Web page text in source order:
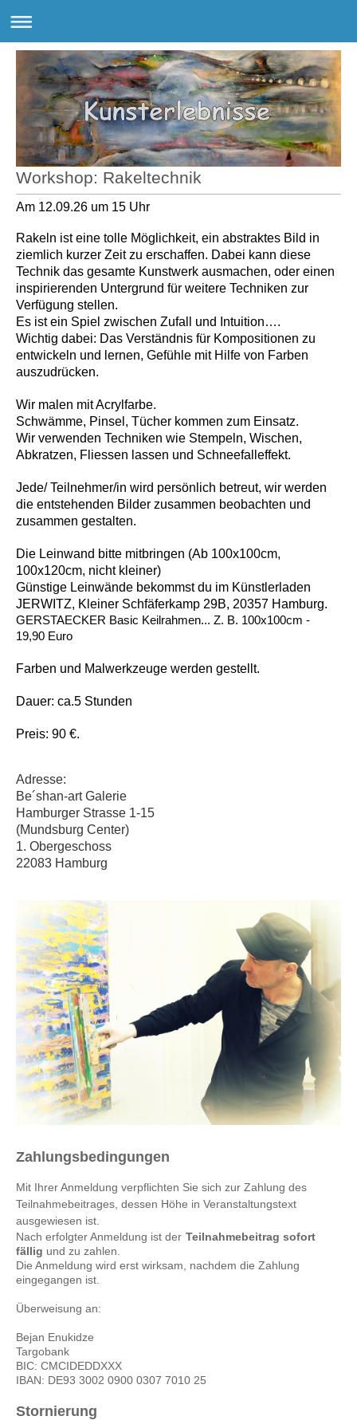
Workshop: Rakeltechnik
Am 12.09.26 um 15 Uhr
Rakeln ist eine tolle Möglichkeit, ein abstraktes Bild in
ziemlich kurzer Zeit zu erschaffen. Dabei kann diese
Technik das gesamte Kunstwerk ausmachen, oder einen
inspirierenden Untergrund für weitere Techniken zur
Verfügung stellen.
Es ist ein Spiel zwischen Zufall und Intuition….
Wichtig dabei: Das Verständnis für Kompositionen zu
entwickeln und lernen, Gefühle mit Hilfe von Farben
auszudrücken.
Wir malen mit Acrylfarbe.
Schwämme, Pinsel, Tücher kommen zum Einsatz.
Wir verwenden Techniken wie Stempeln, Wischen,
Abkratzen, Fliessen lassen und Schneefalleffekt.
Jede/ Teilnehmer/in wird persönlich betreut, wir werden
die entstehenden Bilder zusammen beobachten und
zusammen gestalten.
Die Leinwand bitte mitbringen (Ab 100x100cm,
100x120cm, nicht kleiner)
Günstige Leinwände bekommst du im Künstlerladen
JERWITZ, Kleiner Schfäferkamp 29B, 20357 Hamburg.
GERSTAECKER Basic Keilrahmen... Z. B. 100x100cm -
19,90 Euro
Farben und Malwerkzeuge werden gestellt.
Dauer: ca.5 Stunden
Preis: 90 €.
Adresse:
Be´shan-art Galerie
Hamburger Strasse 1-15
(Mundsburg Center)
1. Obergeschoss
22083 Hamburg
Zahlungsbedingungen
Mit Ihrer Anmeldung verpflichten Sie sich zur Zahlung des
Teilnahmebeitrages, dessen Höhe in Veranstaltungstext
ausgewiesen ist.
Nach erfolgter Anmeldung ist der Teilnahmebeitrag sofort
fällig und zu zahlen.
Die Anmeldung wird erst wirksam, nachdem die Zahlung
eingegangen ist.
Überweisung an:
Bejan Enukidze
Targobank
BIC: CMCIDEDDXXX
IBAN: DE93 3002 0900 0307 7010 25
Stornierung